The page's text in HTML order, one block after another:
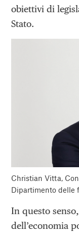
obiettivi di
Stato.
Christian Vitta,
Dipartimento delle
In questo
dell’economia